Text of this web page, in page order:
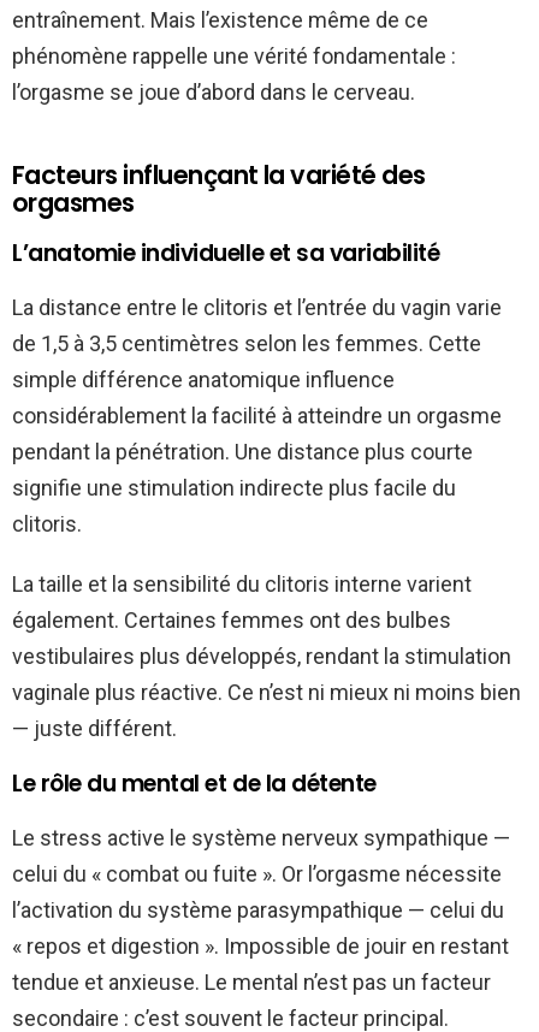
entraînement. Mais l’existence même de ce
phénomène rappelle une vérité fondamentale :
l’orgasme se joue d’abord dans le cerveau.
Facteurs influençant la variété des
orgasmes
L’anatomie individuelle et sa variabilité
La distance entre le clitoris et l’entrée du vagin varie
de 1,5 à 3,5 centimètres selon les femmes. Cette
simple différence anatomique influence
considérablement la facilité à atteindre un orgasme
pendant la pénétration. Une distance plus courte
signifie une stimulation indirecte plus facile du
clitoris.
La taille et la sensibilité du clitoris interne varient
également. Certaines femmes ont des bulbes
vestibulaires plus développés, rendant la stimulation
vaginale plus réactive. Ce n’est ni mieux ni moins bien
— juste différent.
Le rôle du mental et de la détente
Le stress active le système nerveux sympathique —
celui du « combat ou fuite ». Or l’orgasme nécessite
l’activation du système parasympathique — celui du
« repos et digestion ». Impossible de jouir en restant
tendue et anxieuse. Le mental n’est pas un facteur
secondaire : c’est souvent le facteur principal.